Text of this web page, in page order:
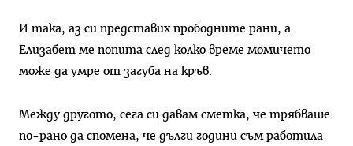
И така, аз си представих прободните рани, а
Елизабет ме попита след колко време момичето
може да умре от загуба на кръв.
Между другото, сега си давам сметка, че трябваше
по-рано да спомена, че дълги години съм работила